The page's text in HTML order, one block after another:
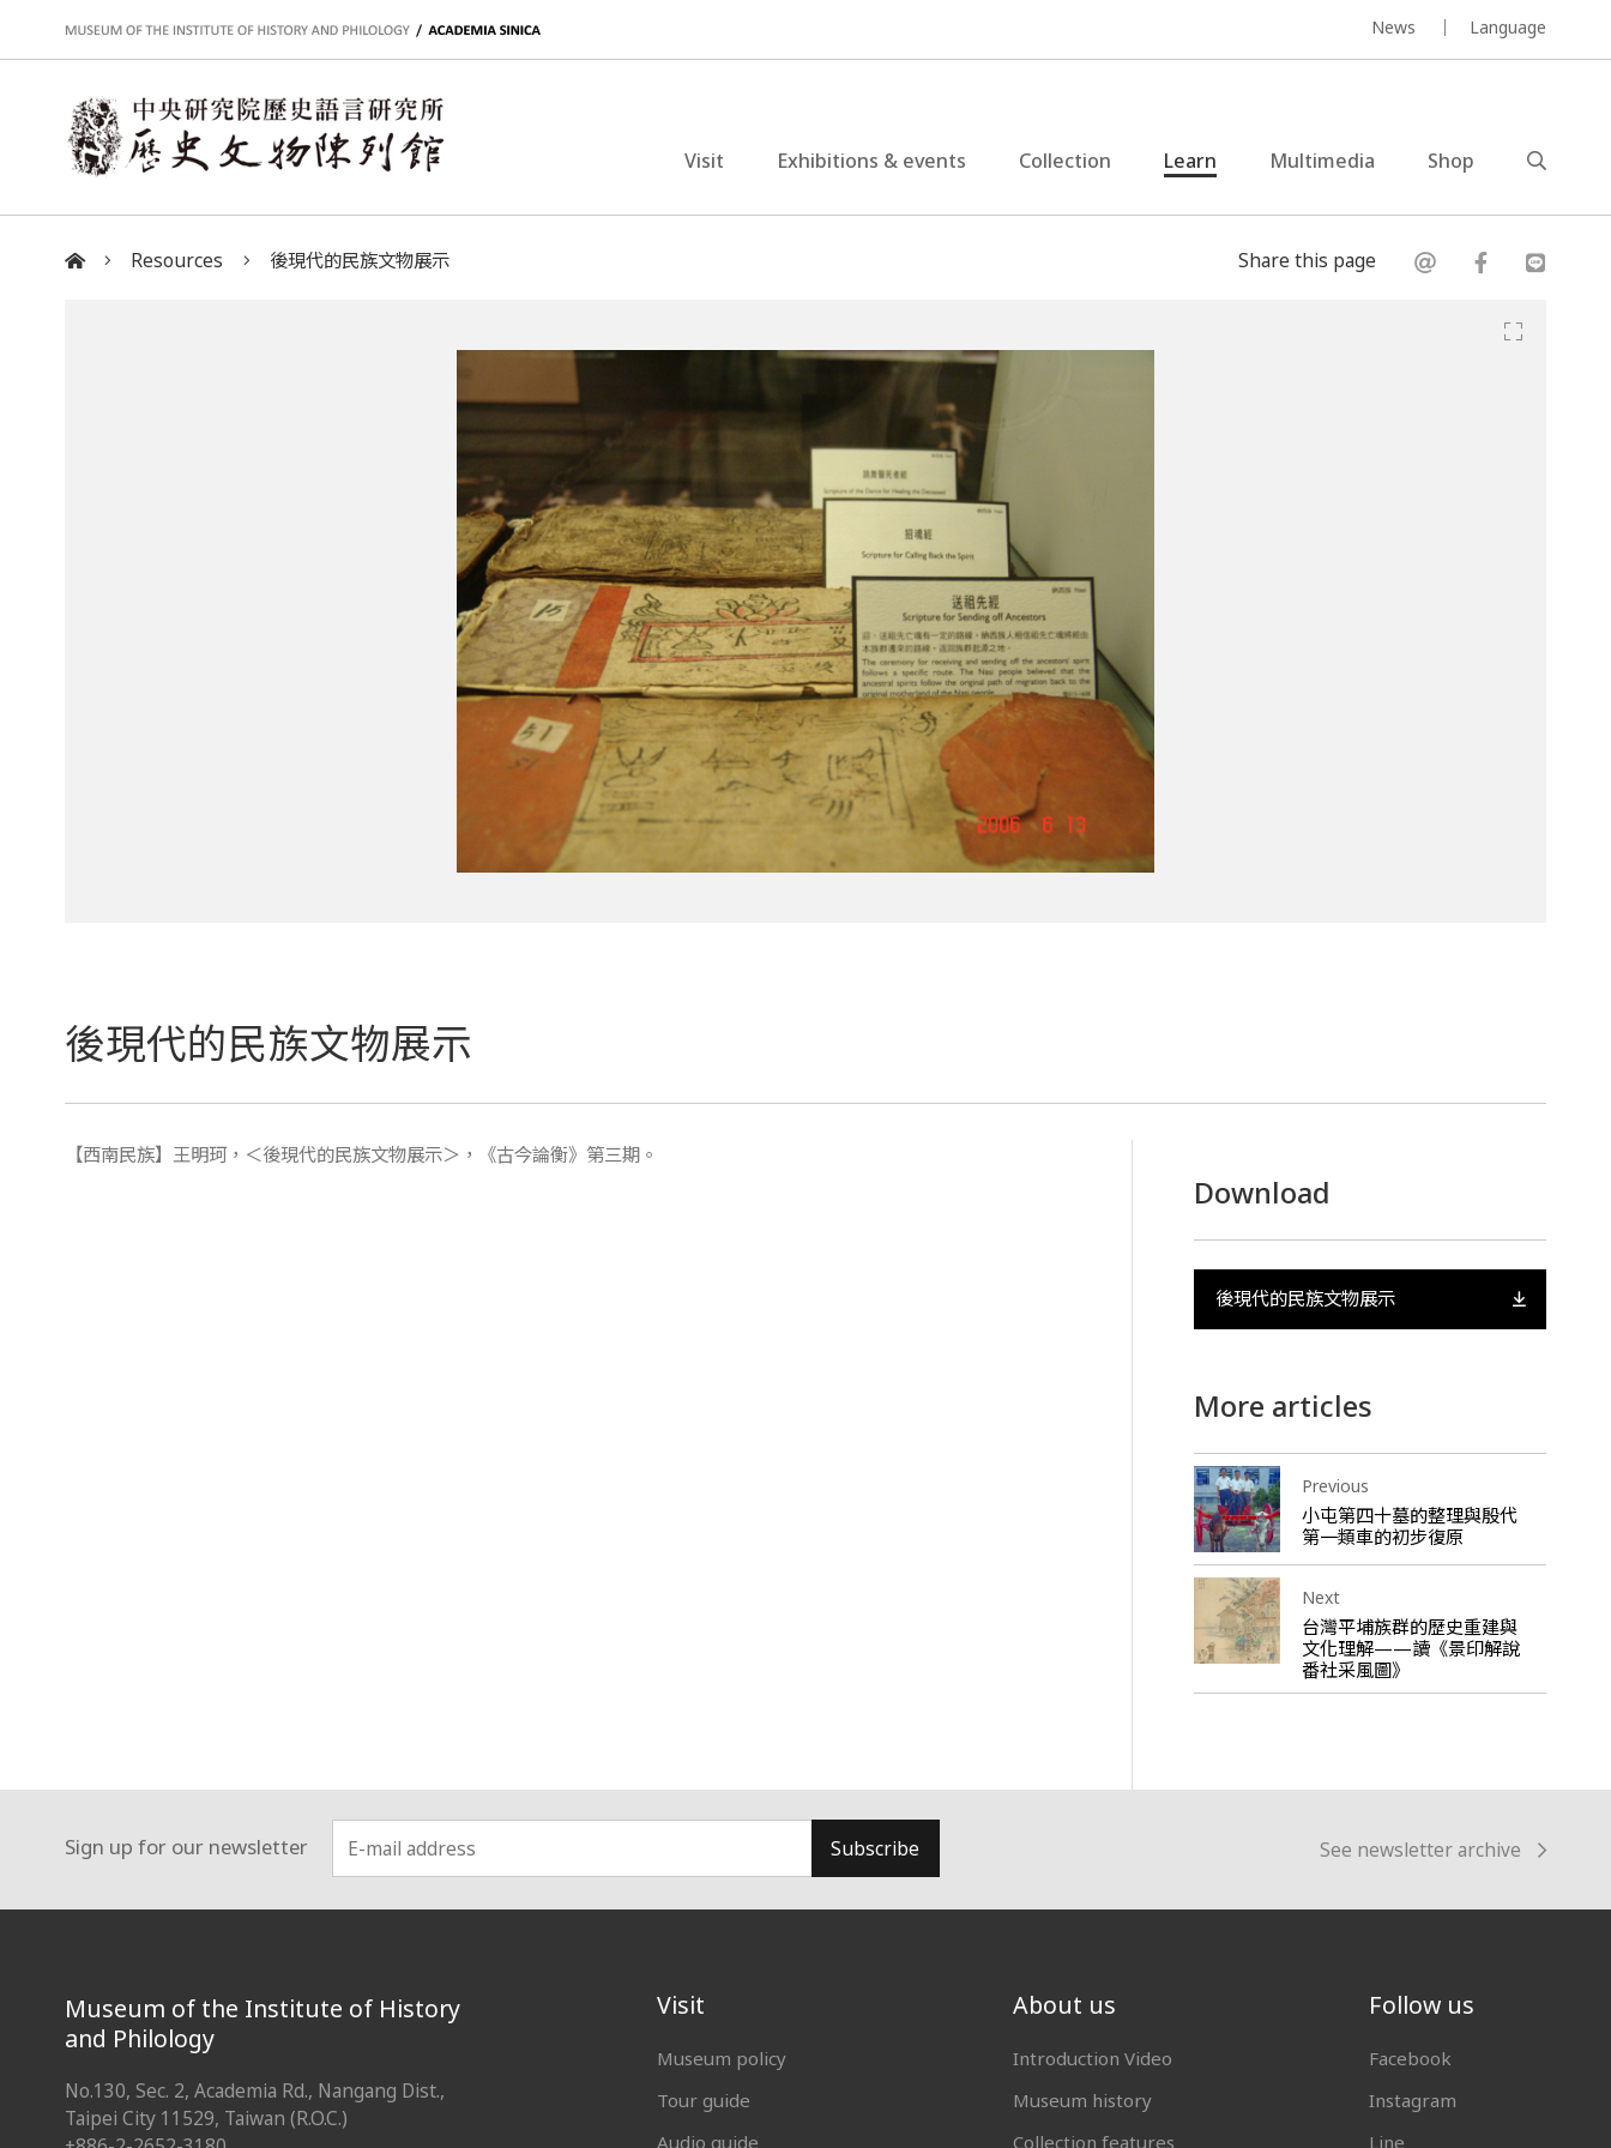
:::
News Language
Visit Exhibitions & events Collection Learn Multimedia Shop
Resources 後現代的民族文物展示 Share this page
後現代的民族文物展示
【西南民族】王明珂，＜後現代的民族文物展示＞，《古今論衡》第三期。
Download
後現代的民族文物展示
More articles
Previous
小屯第四十墓的整理與殷代
第一類車的初步復原
Next
台灣平埔族群的歷史重建與
文化理解——讀《景印解說
番社采風圖》
Sign up for our newsletter Subscribe See newsletter archive
Museum of the Institute of History
and Philology
No.130, Sec. 2, Academia Rd., Nangang Dist.,
Taipei City 11529, Taiwan (R.O.C.)
Visit
Museum policy
Tour guide
Audio guide
About us
Introduction Video
Museum history
Collection features
Follow us
Facebook
Instagram
Line